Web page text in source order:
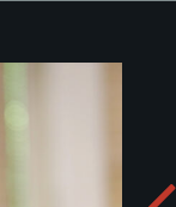
görüşdü